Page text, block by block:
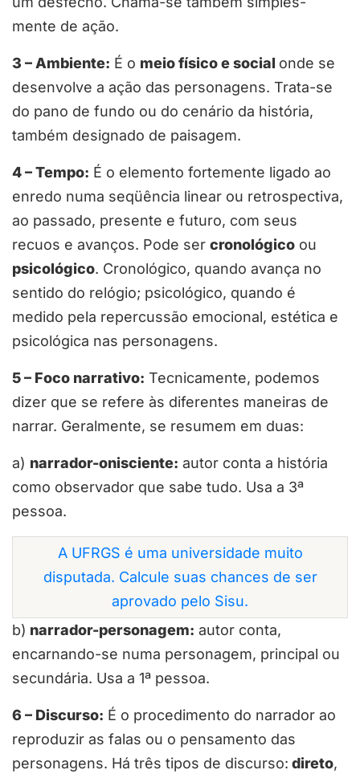
mente de ação.
3 – Ambiente: É o meio físico e social onde se
desenvolve a ação das personagens. Trata-se
do pano de fundo ou do cenário da história,
também designado de paisagem.
4 – Tempo: É o elemento fortemente ligado ao
enredo numa seqüência linear ou retrospectiva,
ao passado, presente e futuro, com seus
recuos e avanços. Pode ser cronológico ou
psicológico. Cronológico, quando avança no
sentido do relógio; psicológico, quando é
medido pela repercussão emocional, estética e
psicológica nas personagens.
5 – Foco narrativo: Tecnicamente, podemos
dizer que se refere às diferentes maneiras de
narrar. Geralmente, se resumem em duas:
a) narrador-onisciente: autor conta a história
como observador que sabe tudo. Usa a 3ª
pessoa.
A UFRGS é uma universidade muito
disputada. Calcule suas chances de ser
aprovado pelo Sisu.
b) narrador-personagem: autor conta,
encarnando-se numa personagem, principal ou
secundária. Usa a 1ª pessoa.
6 – Discurso: É o procedimento do narrador ao
reproduzir as falas ou o pensamento das
personagens. Há três tipos de discurso: direto,